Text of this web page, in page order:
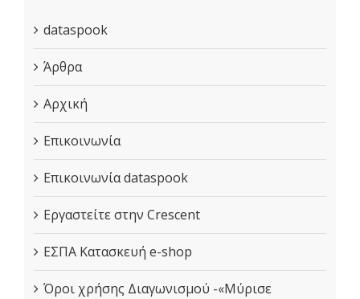
dataspook
Άρθρα
Αρχική
Επικοινωνία
Επικοινωνία dataspook
Εργαστείτε στην Crescent
ΕΣΠΑ Κατασκευή e-shop
Όροι χρήσης Διαγωνισμού -«Μύρισε